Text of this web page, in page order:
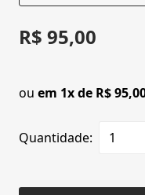
R$ 95,00
ou em 1x de R$
Quantidade: